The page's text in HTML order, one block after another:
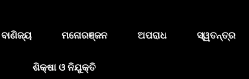
ବାଣିଜ୍ୟ ମନୋରଞ୍ଜନ ଅପରାଧ ସ୍ୱତନ୍ତ୍ର
ଶିକ୍ଷା ଓ ନିଯୁକ୍ତି